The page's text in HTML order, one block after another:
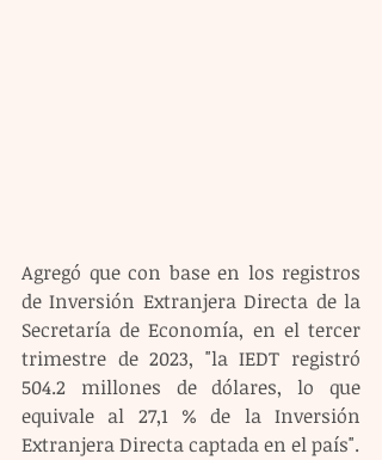
Agregó que con base en los registros
de Inversión Extranjera Directa de la
Secretaría de Economía, en el tercer
trimestre de 2023, "la IEDT registró
504.2 millones de dólares, lo que
equivale al 27,1 % de la Inversión
Extranjera Directa captada en el país".